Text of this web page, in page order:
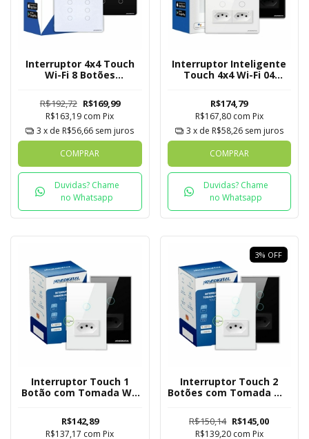
Interruptor 4x4 Touch
Wi-Fi 8 Botões
R$192,72 R$169,99
R$163,19 com Pix
3 x de R$56,66 sem juros
COMPRAR
Duvidas? Chame
no Whatsapp
Interruptor Inteligente
Touch 4x4 Wi-Fi 04
Novadigital Tuya
R$174,79
R$167,80 com Pix
3 x de R$58,26 sem juros
COMPRAR
Duvidas? Chame
no Whatsapp
Interruptor Touch 1
Botão com Tomada Wi-
R$142,89
R$137,17 com Pix
3% OFF
Interruptor Touch 2
Botões com Tomada Wi-
R$150,14 R$145,00
R$139,20 com Pix